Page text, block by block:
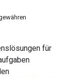
für